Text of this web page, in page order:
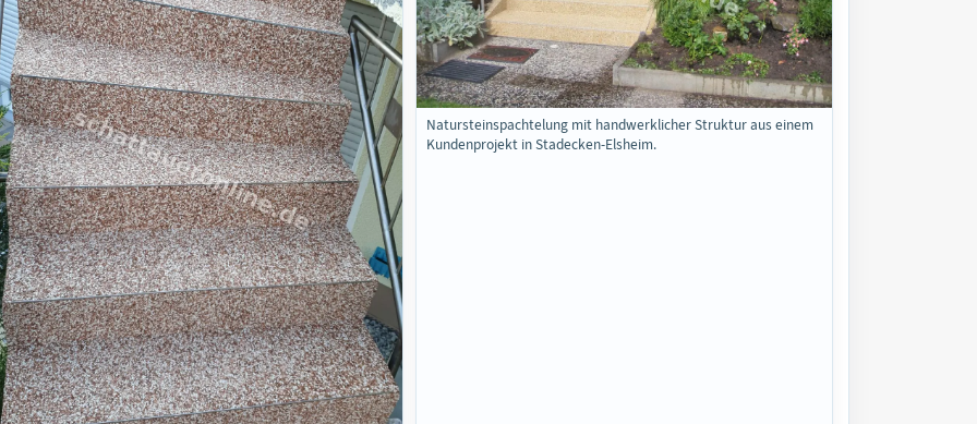
Natursteinspachtelung mit handwerklicher Struktur aus einem
Kundenprojekt in Stadecken-Elsheim.